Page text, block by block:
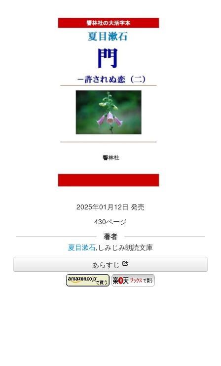
2025年01月12日 発売
430ページ
著者
夏目漱石,しみじみ朗読文庫
あらすじ